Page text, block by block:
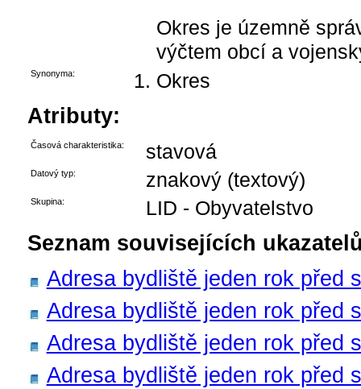
Okres je územně
výčtem obcí a
Synonyma: Okres
Atributy:
Časová charakteristika: stavová
Datový typ: znakový (textový)
Skupina: LID - Obyvatelstvo
Seznam souvisejících
Adresa bydliště jeden rok před
Adresa bydliště jeden rok před
Adresa bydliště jeden rok před
Adresa bydliště jeden rok před